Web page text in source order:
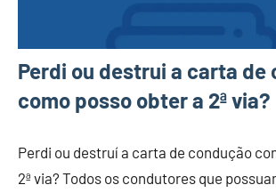
Perdi ou destrui a carta de
como posso obter a 2ª via?
Perdi ou destruí a carta de condução
2ª via? Todos os condutores que